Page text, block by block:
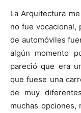
La Arquitectura
no fue vocacional,
de automóviles
algún momento
pareció que era
que fuese una
de muy
muchas